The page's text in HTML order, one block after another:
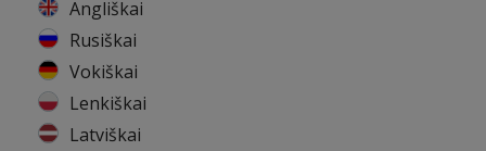
Angliškai
Rusiškai
Vokiškai
Lenkiškai
Latviškai